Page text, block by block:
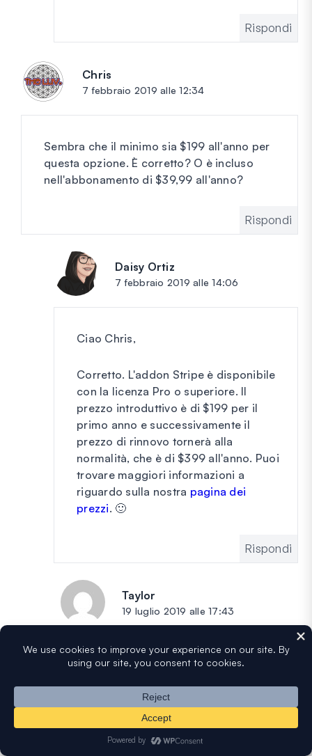
Rispondi
Chris
7 febbraio 2019 alle 12:34
Sembra che il minimo sia $199 all'anno per
questa opzione. È corretto? O è incluso
nell'abbonamento di $39,99 all'anno?
Rispondi
Daisy Ortiz
7 febbraio 2019 alle 14:06
Ciao Chris,
Corretto. L'addon Stripe è disponibile
con la licenza Pro o superiore. Il
prezzo introduttivo è di $199 per il
primo anno e successivamente il
prezzo di rinnovo tornerà alla
normalità, che è di $399 all'anno. Puoi
trovare maggiori informazioni a
riguardo sulla nostra pagina dei
prezzi. 🙂
Rispondi
Taylor
19 luglio 2019 alle 17:43
Aspetta, cosa? $400 all'anno per un
plugin per moduli WordPress? Stai
scherzando?
Non l'ho visto quando mi sono
iscritto a WPforms. Ora mi chiedo se